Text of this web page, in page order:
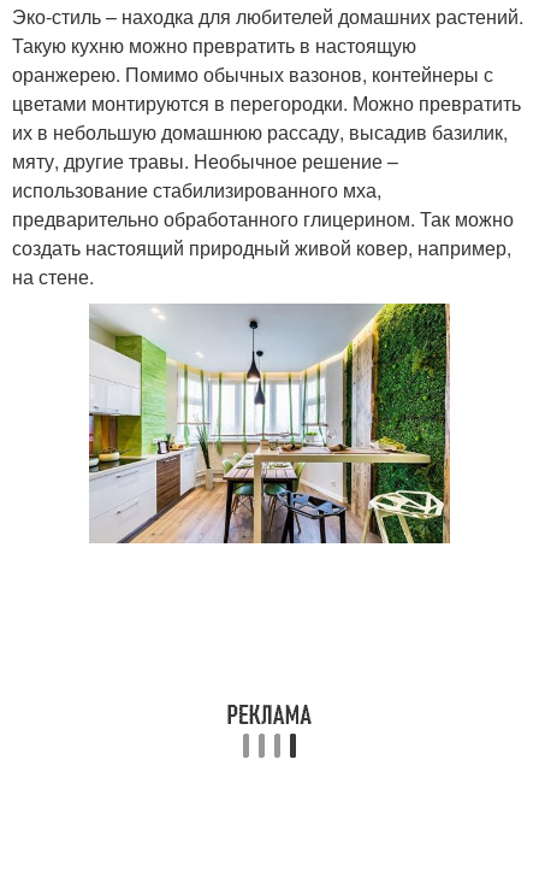
Эко-стиль – находка для любителей домашних растений.
Такую кухню можно превратить в настоящую
оранжерею. Помимо обычных вазонов, контейнеры с
цветами монтируются в перегородки. Можно превратить
их в небольшую домашнюю рассаду, высадив базилик,
мяту, другие травы. Необычное решение –
использование стабилизированного мха,
предварительно обработанного глицерином. Так можно
создать настоящий природный живой ковер, например,
на стене.